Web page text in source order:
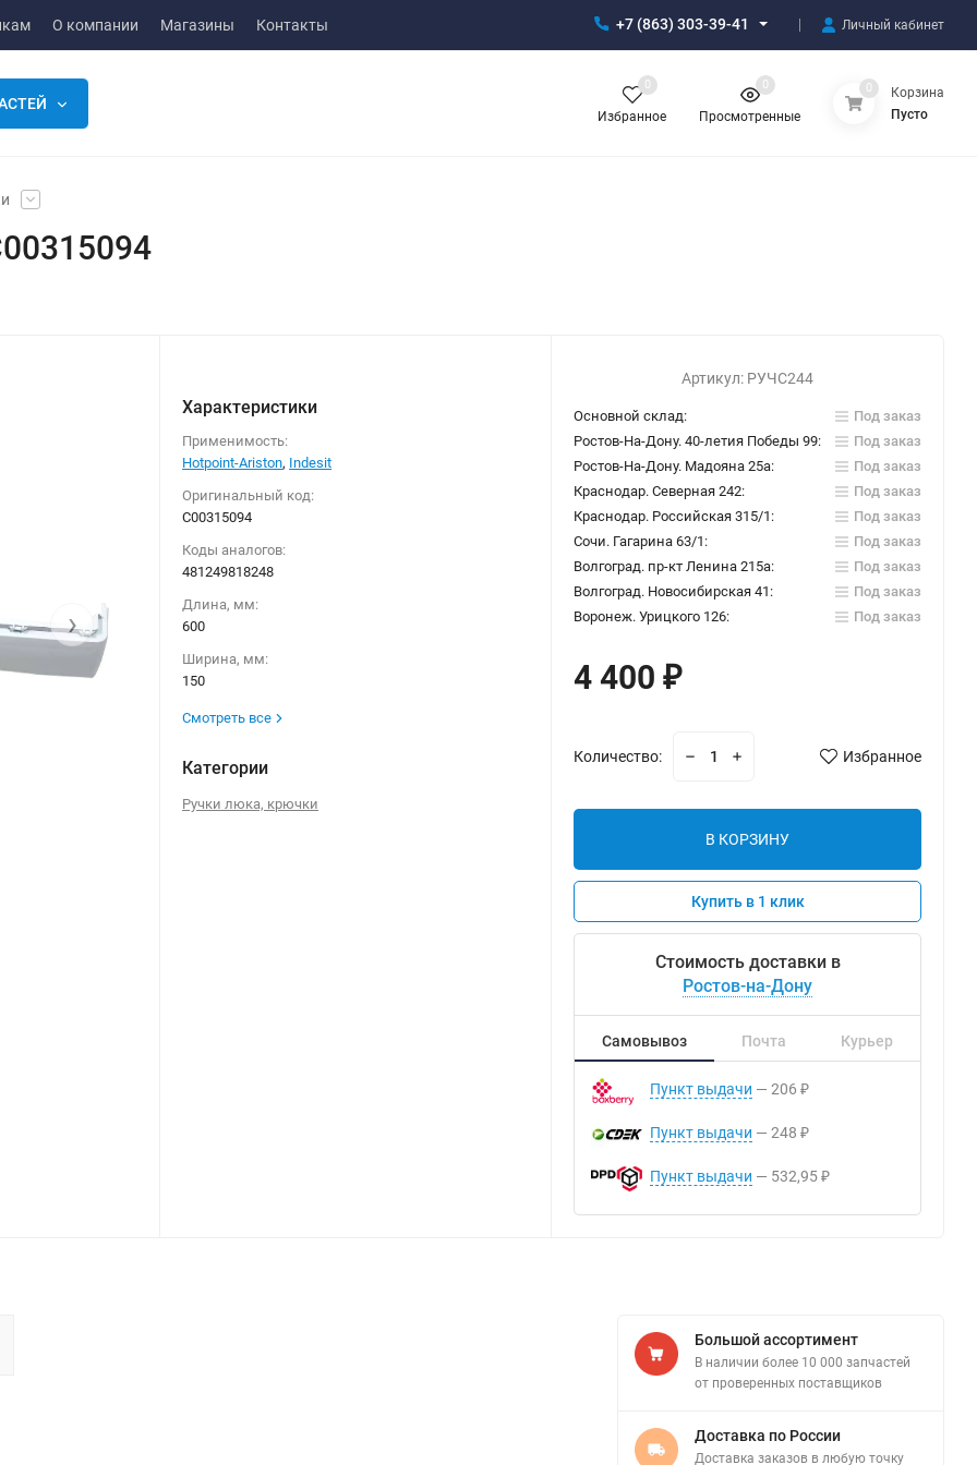
О компании Магазины Контакты +7 (863) 303-39-41 Личный кабинет
Избранное
0
Просмотренные
0 0
Корзина
Пусто
›
Характеристики
Применимость:
Hotpoint-Ariston, Indesit
Оригинальный код:
C00315094
Коды аналогов:
481249818248
Длина, мм:
600
Ширина, мм:
150
Смотреть все
Категории
Ручки люка, крючки
Артикул: РУЧС244
Основной склад:
Под заказ
Ростов-На-Дону. 40-летия Победы 99:
Под заказ
Ростов-На-Дону. Мадояна 25а:
Под заказ
Краснодар. Северная 242:
Под заказ
Краснодар. Российская 315/1:
Под заказ
Сочи. Гагарина 63/1:
Под заказ
Волгоград. пр-кт Ленина 215а:
Под заказ
Волгоград. Новосибирская 41:
Под заказ
Воронеж. Урицкого 126:
Под заказ
4 400₽
Количество: Избранное
В КОРЗИНУ
Купить в 1 клик
Стоимость доставки в
Ростов-на-Дону
Самовывоз Почта Курьер
Пункт выдачи 206 ₽
Пункт выдачи 248 ₽
Пункт выдачи 532,95 ₽
Большой ассортимент
В наличии более 10 000 запчастей
от проверенных поставщиков
Доставка по России
Доставка заказов в любую точку